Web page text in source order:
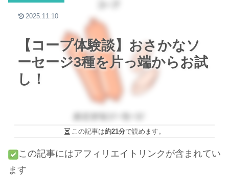
【コープ体験談】おさかなソ
ーセージ3種を片っ端からお試
し！
2025.11.10
この記事は約21分で読めます。
この記事にはアフィリエイトリンクが含まれてい
ます